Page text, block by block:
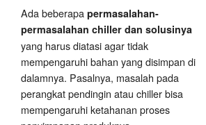
Ada beberapa permasalahan-
permasalahan chiller dan solusinya
yang harus diatasi agar tidak
mempengaruhi bahan yang disimpan di
dalamnya. Pasalnya, masalah pada
perangkat pendingin atau chiller bisa
mempengaruhi ketahanan proses